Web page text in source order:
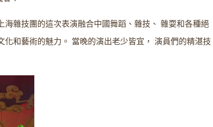
雜技團的這次表演融合中國舞蹈、雜技、 雜耍和各種絕
和藝術的魅力。 當晚的演出老少皆宜， 演員們的精湛技